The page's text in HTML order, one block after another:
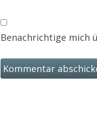
Benachrichtige mich